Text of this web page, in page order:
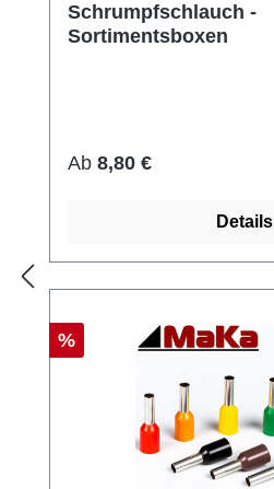
Schrumpfschlauch -
Sortimentsboxen
Regulärer Preis:
Ab 8,80 €
Details
Rabatt
%